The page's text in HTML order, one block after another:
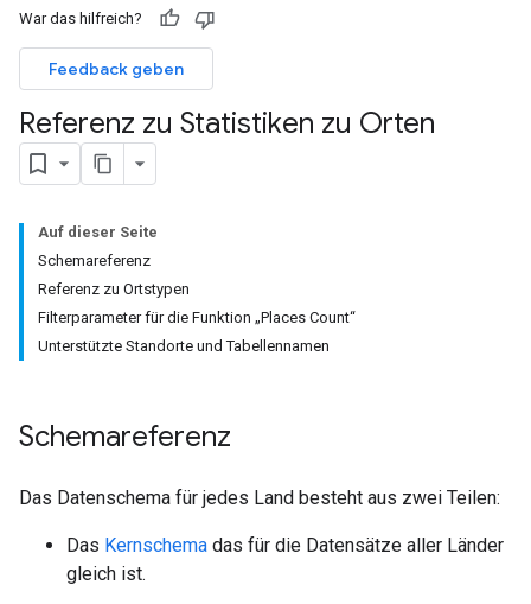
War das hilfreich?
Feedback geben
Referenz zu Statistiken zu Orten
Auf dieser Seite
Schemareferenz
Referenz zu Ortstypen
Filterparameter für die Funktion „Places Count“
Unterstützte Standorte und Tabellennamen
Schemareferenz
Das Datenschema für jedes Land besteht aus zwei Teilen:
Das Kernschema das für die Datensätze aller Länder
gleich ist.